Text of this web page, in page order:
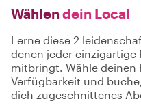
Wählen dein Local
Lerne diese 2
denen jeder einzigartige
mitbringt. Wähle deinen
Verfügbarkeit und
dich zugeschnittenes